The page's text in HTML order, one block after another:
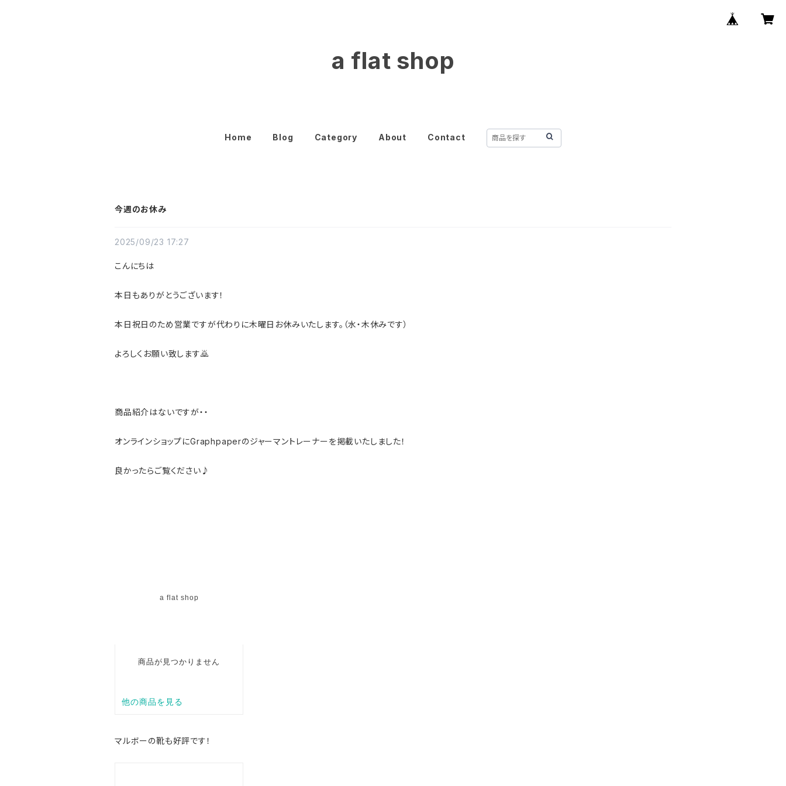
a flat shop
Home Blog Category About Contact
今週のお休み
2025/09/23 17:27
こんにちは
本日もありがとうございます！
本日祝日のため営業ですが代わりに木曜日お休みいたします。（水・木休みです）
よろしくお願い致します🙇
商品紹介はないですが・・
オンラインショップにGraphpaperのジャーマントレーナーを掲載いたしました！
良かったらご覧ください♪
マルボーの靴も好評です！